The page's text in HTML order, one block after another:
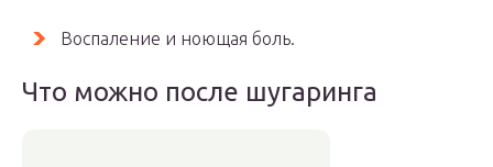
Воспаление и ноющая боль.
Что можно после шугаринга